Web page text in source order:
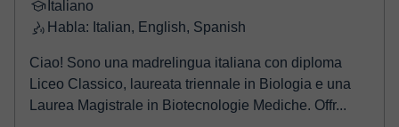
Italiano
Habla: Italian, English, Spanish
Ciao! Sono una madrelingua italiana con diploma
Liceo Classico, laureata triennale in Biologia e una
Laurea Magistrale in Biotecnologie Mediche. Offr...